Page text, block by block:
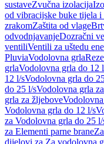
sustaveZvučna izolacija
od vibracijske buke tijela
zrakomZaštita od vlage
odvodnjavanjeDozračni
ventiliVentili za uštedu
PluviaVodolovna grla
grlaVodolovna grla do 12
12 l/sVodolovna grla do
do 25 l/sVodolovna grla
grla za žljebove
Vodolovna grla do 12 l/s
za Vodolovna grla do 25 l/
za Elementi parne brane
dijelovi za Za vodolovna